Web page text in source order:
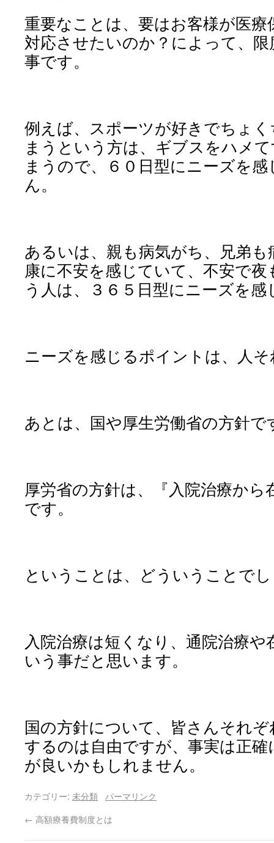
重要なことは、要はお客様が医
対応させたいのか？によって、
事です。
例えば、スポーツが好きでちょ
まうという方は、ギブスをハメ
まうので、６０日型にニーズを
ん。
あるいは、親も病気がち、兄弟
康に不安を感じていて、不安で
う人は、３６５日型にニーズを
ニーズを感じるポイントは、人
あとは、国や厚生労働省の方針で
厚労省の方針は、『入院治療から
です。
ということは、どういうことで
入院治療は短くなり、通院治療や
いう事だと思います。
国の方針について、皆さんそれ
するのは自由ですが、事実は正
が良いかもしれません。
カテゴリー: 未分類
パーマリンク
← 高額療養費制度とは